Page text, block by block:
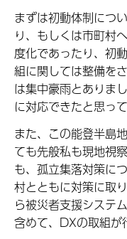
まずは初動体制につ
り、もしくは市町村
度化であったり、初
組に関しては整備を
は集中豪雨とありま
に対応できたと思っ
また、この能登半島
ても先般私も現地視
も、孤立集落対策に
村とともに対策に取
ら被災者支援システ
含めて、DXの取組が